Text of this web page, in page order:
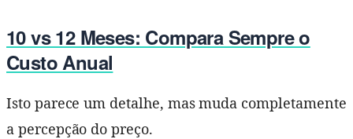
10 vs 12 Meses: Compara Sempre o
Custo Anual
Isto parece um detalhe, mas muda completamente
a percepção do preço.